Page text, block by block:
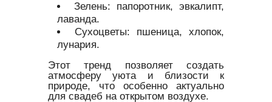
Зелень: папоротник, эвкалипт,
лаванда.
Сухоцветы: пшеница, хлопок,
лунария.
Этот тренд позволяет создать
атмосферу уюта и близости к
природе, что особенно актуально
для свадеб на открытом воздухе.